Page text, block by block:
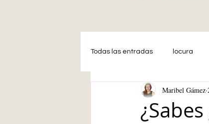
Todas las entradas locura
EstrésMaribel Gámez